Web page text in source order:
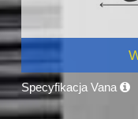
Specyfikacja Vana